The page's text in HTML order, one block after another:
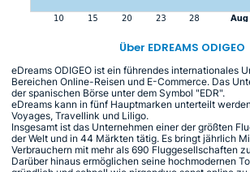
Über EDREAMS ODIGEO
eDreams ODIGEO ist ein führendes internationales
Bereichen Online-Reisen und E-Commerce. Das
der spanischen Börse unter dem Symbol "EDR".
eDreams kann in fünf Hauptmarken unterteilt
Voyages, Travellink und Liligo.
Insgesamt ist das Unternehmen einer der größten
der Welt und in 44 Märkten tätig. Es bringt jährlich
Verbrauchern mit mehr als 690 Fluggesellschaften
Darüber hinaus ermöglichen seine hochmodernen